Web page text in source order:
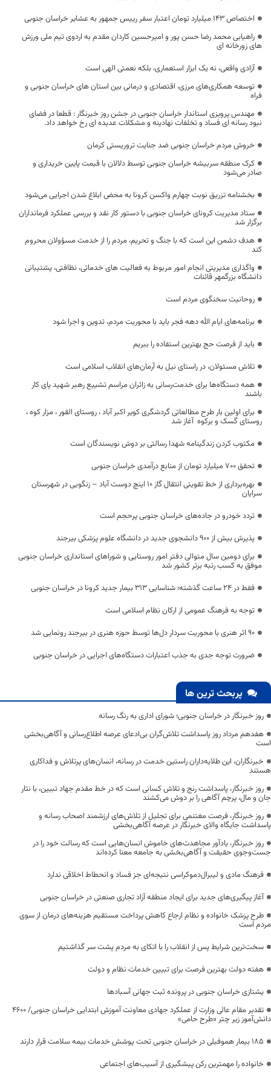
اختصاص ۱۴۳ میلیارد تومان اعتبار سفر رییس جمهور به عشایر خراسان جنوبی
راهیابی محمد رضا حسن پور و امیرحسین کاردان مقدم به اردوی تیم ملی ورزش
های زورخانه ای
آزادی واقعی، نه یک ابزار استعماری، بلکه نعمتی الهی است
توسعه همکاری‌های مرزی، اقتصادی و درمانی بین استان های خراسان جنوبی و
فراه
مهندس پرویزی استاندار خراسان جنوبی در جشن روز خبرنگار : قطعا در فضای
نبود رسانه ای فساد و تخلفات نهادینه و مشکلات عدیده ای رخ خواهد داد.
خروش مردم خراسان جنوبی ضد جنایت تروریستی کرمان
کرک منطقه سربیشه خراسان جنوبی توسط دلالان با قیمت پایین خریداری و
صادر می‌شود
بخشنامه تزریق نوبت چهارم واکسن کرونا به محض ابلاغ شدن اجرایی می‌شود
ستاد مدیریت کرونای خراسان جنوبی با دستور کار نقد و بررسی عملکرد فرمانداران
برگزار شد
هدف دشمن این است که با جنگ و تحریم، مردم را از خدمت مسؤولان محروم
کند
واگذاری مدیریتی انجام امور مربوط به فعالیت های خدماتی، نظافتی، پشتیبانی
دانشگاه بزرگمهر قائنات
روحانیت سخنگوی مردم است
برنامه‌های ایام الله دهه فجر باید با محوریت مردم، تدوین و اجرا شود
باید از فرصت حج بهترین استفاده را ببریم
تلاش مسئولان، در راستای نیل به آرمان‌های انقلاب اسلامی است
همه دستگاه‌ها برای خدمت‌رسانی به زائران مراسم تشییع رهبر شهید پای کار
باشند
برای اولین بار طرح مطالعاتی گردشگری کویر اکبر آباد ، روستای القور ، مزار کوه ،
روستای گسک و برکوه آغاز شد
مکتوب کردن زندگینامه شهدا رسالتی بر دوش نویسندگان است
تحقق ۷۰۰ میلیارد تومان از منابع درآمدی خراسان جنوبی
بهره‌برداری از خط تقویتی انتقال گاز ۱۰ اینچ دوست آباد – زنگویی در شهرستان
سرایان
تردد خودرو در جاده‌های خراسان جنوبی پرحجم است
پذیرش بیش از ۹۰۰ دانشجوی جدید در دانشگاه علوم پزشکی بیرجند
برای دومین سال متوالی دفتر امور روستایی و شوراهای استانداری خراسان جنوبی
موفق به کسب رتبه برتر کشور شد
فقط در 24 ساعت گذشته؛ شناسایی 313 بیمار جدید کرونا در خراسان جنوبی
توجه به فرهنگ عمومی از ارکان نظام اسلامی است
۹۰ اثر هنری با محوریت سردار دل‌ها توسط حوزه هنری در بیرجند رونمایی شد
ضرورت توجه جدی به جذب اعتبارات دستگاه‌های اجرایی در خراسان جنوبی
پربحث ترین ها
روز خبرنگار در خراسان جنوبی؛ شورای اداری به رنگ رسانه
هفدهم مرداد روز پاسداشت تلاش‌گران بی‌ادعای عرصه اطلاع‌رسانی و آگاهی‌بخشی
است
خبرنگاران، این طلایه‌داران راستین خدمت در رسانه، انسان‌های پرتلاش و فداکاری
هستند
روز خبرنگار، پاسداشت رنج و تلاش کسانی است که در خط مقدم جهاد تبیین، با نثار
جان و مال، پرچم آگاهی را بر دوش می‌کشند
روز خبرنگار، فرصت مغتنمی برای تجلیل از تلاش‌های ارزشمند اصحاب رسانه و
پاسداشت جایگاه والای خبرنگار در عرصه آگاهی‌بخشی
روز خبرنگار، یادآور مجاهدت‌های خاموش انسان‌هایی است که رسالت خود را در
جست‌وجوی حقیقت و آگاهی‌بخشی به جامعه معنا کرده‌اند
فرهنگ مادی و لیبرال‌دموکراسی نتیجه‌ای جز فساد و انحطاط اخلاقی ندارد
آغاز پیگیری‌های جدید برای ایجاد منطقه آزاد تجاری صنعتی در خراسان جنوبی
طرح پزشک خانواده و نظام ارجاع کاهش پرداخت مستقیم هزینه‌های درمان از سوی
مردم است
سخت‌ترین شرایط پس از انقلاب را با اتکای به مردم پشت سر گذاشتیم
هفته دولت بهترین فرصت برای تبیین خدمات نظام و دولت
یشتازی خراسان جنوبی در پرونده ثبت جهانی آسبادها
تقدیر مقام عالی وزارت از عملکرد جهادی معاونت آموزش ابتدایی خراسان جنوبی/ ۴۶۰۰
دانش‌آموز زیر چتر «طرح حامی»
۱۸۵ بیمار هموفیلی در خراسان جنوبی تحت پوشش خدمات بیمه سلامت قرار دارند
خانواده را مهمترین رکن پیشگیری از آسیب‌های اجتماعی